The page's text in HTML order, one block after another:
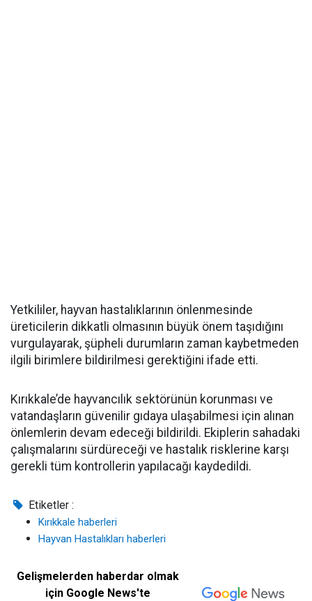
Yetkililer, hayvan hastalıklarının önlenmesinde
üreticilerin dikkatli olmasının büyük önem taşıdığını
vurgulayarak, şüpheli durumların zaman kaybetmeden
ilgili birimlere bildirilmesi gerektiğini ifade etti.
Kırıkkale’de hayvancılık sektörünün korunması ve
vatandaşların güvenilir gıdaya ulaşabilmesi için alınan
önlemlerin devam edeceği bildirildi. Ekiplerin sahadaki
çalışmalarını sürdüreceği ve hastalık risklerine karşı
gerekli tüm kontrollerin yapılacağı kaydedildi.
Etiketler :
Kırıkkale haberleri
Hayvan Hastalıkları haberleri
Gelişmelerden haberdar olmak
için Google News'te